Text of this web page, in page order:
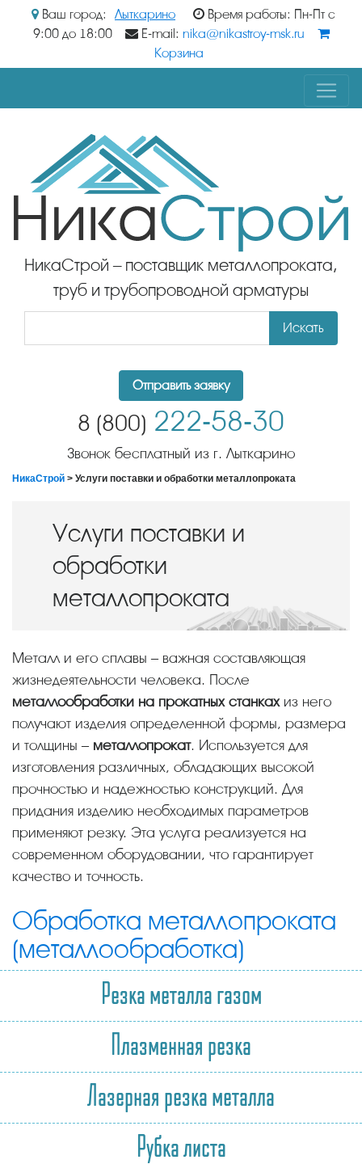
Ваш город: Лыткарино
Время работы: Пн-Пт с
9:00 до 18:00
E-mail: nika@nikastroy-msk.ru
Корзина
НикаСтрой – поставщик металлопроката,
труб и трубопроводной арматуры
Искать
Отправить заявку
8 (800) 222-58-30
Звонок бесплатный из г. Лыткарино
НикаСтрой > Услуги поставки и обработки металлопроката
Услуги поставки и
обработки
металлопроката
Металл и его сплавы – важная составляющая
жизнедеятельности человека. После
металлообработки на прокатных станкахиз него
получают изделия определенной формы, размера
и толщины – металлопрокат. Используется для
изготовления различных, обладающих высокой
прочностью и надежностью конструкций. Для
придания изделию необходимых параметров
применяют резку. Эта услуга реализуется на
современном оборудовании, что гарантирует
качество и точность.
Обработка металлопроката
(металлообработка)
Резка металла газом
Плазменная резка
Лазерная резка металла
Рубка листа